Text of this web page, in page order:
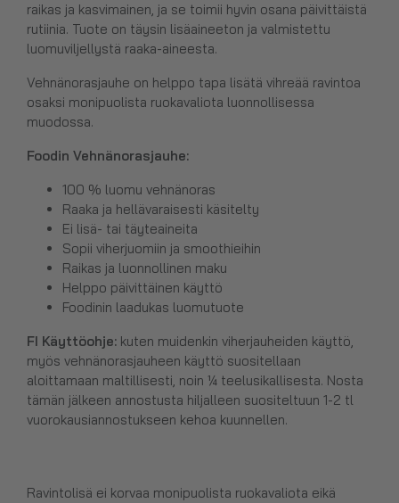
raikas ja kasvimainen, ja se toimii hyvin osana päivittäistä
rutiinia. Tuote on täysin lisäaineeton ja valmistettu
luomuviljellystä raaka-aineesta.
Vehnänorasjauhe on helppo tapa lisätä vihreää ravintoa
osaksi monipuolista ruokavaliota luonnollisessa
muodossa.
Foodin Vehnänorasjauhe:
100 % luomu vehnänoras
Raaka ja hellävaraisesti käsitelty
Ei lisä- tai täyteaineita
Sopii viherjuomiin ja smoothieihin
Raikas ja luonnollinen maku
Helppo päivittäinen käyttö
Foodinin laadukas luomutuote
FI Käyttöohje: kuten muidenkin viherjauheiden käyttö,
myös vehnänorasjauheen käyttö suositellaan
aloittamaan maltillisesti, noin ¼ teelusikallisesta. Nosta
tämän jälkeen annostusta hiljalleen suositeltuun 1-2 tl
vuorokausiannostukseen kehoa kuunnellen.
Ravintolisä ei korvaa monipuolista ruokavaliota eikä